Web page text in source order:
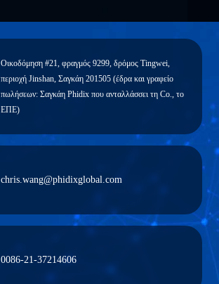
Οικοδόμηση #21, φραγμός 9299, δρόμος Tingwei,
περιοχή Jinshan, Σαγκάη 201505 (έδρα και γραφείο
πωλήσεων: Σαγκάη Phidix που ανταλλάσσει τη Co., το
ΕΠΕ)
chris.wang@phidixglobal.com
0086-21-37214606